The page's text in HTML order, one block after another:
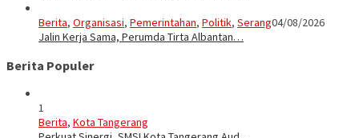
Berita, Organisasi, Pemerintahan, Politik, Serang04/08/2026
Jalin Kerja Sama, Perumda Tirta Albantan…
Berita Populer
1
Berita, Kota Tangerang